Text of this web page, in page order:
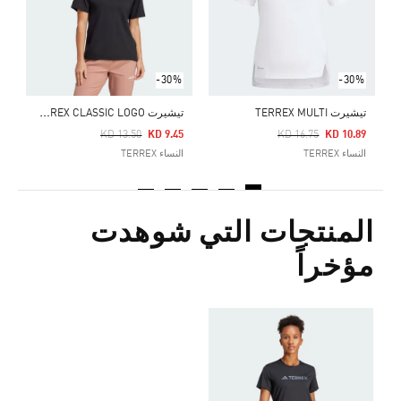
-30%
تيشيرت TERREX MULTI
Price Reduced From
KD 16.75
To KD 10.89
النساء TERREX
-30%
ت
يشيرت TERREX CLASSIC LOGO
Price Reduced From
KD 13.50
To KD 9.45
النساء TERREX
المنتجات التي شوهدت
مؤخراً